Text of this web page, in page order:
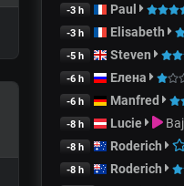
-3 h Paul
-3 h Elisabeth
-5 h Steven
-6 h Елена
-6 h Manfred
-8 h Lucie
-8 h Roderich
-8 h Roderich